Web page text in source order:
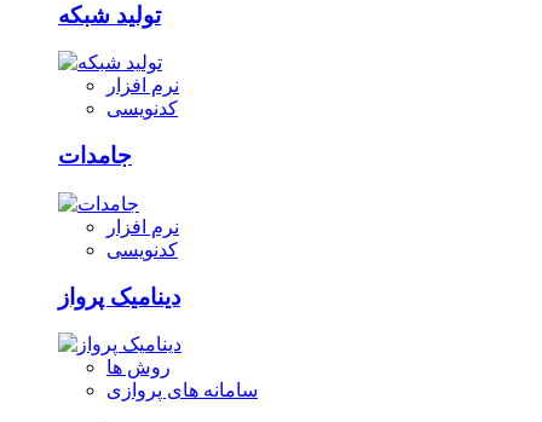
تولید شبکه
نرم افزار
کدنویسی
جامدات
نرم افزار
کدنویسی
دینامیک پرواز
روش ها
سامانه های پروازی